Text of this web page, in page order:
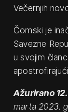
Večernjih
Čomski je
Savezne
u svojim
Ažurirano
marta 2023.